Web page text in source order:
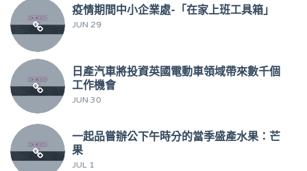
疫情期間中小企業處-「在家上班工具箱」
JUN 29
日產汽車將投資英國電動車領域帶來數千個
工作機會
JUN 30
一起品嘗辦公下午時分的當季盛產水果：芒
果
JUL 1